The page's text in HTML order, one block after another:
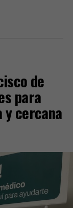
de
para
y cercana